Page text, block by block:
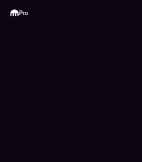
Kraken
Pro